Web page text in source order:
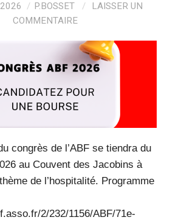
P.BOSSET
LAISSER UN
COMMENTAIRE
congrès de l’ABF se tiendra du
au Couvent des Jacobins à
de l’hospitalité. Programme
2/232/1156/ABF/71e-